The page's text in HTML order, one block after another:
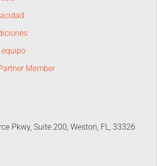
equipo
Member
Pkwy, Suite 200, Weston, FL, 33326